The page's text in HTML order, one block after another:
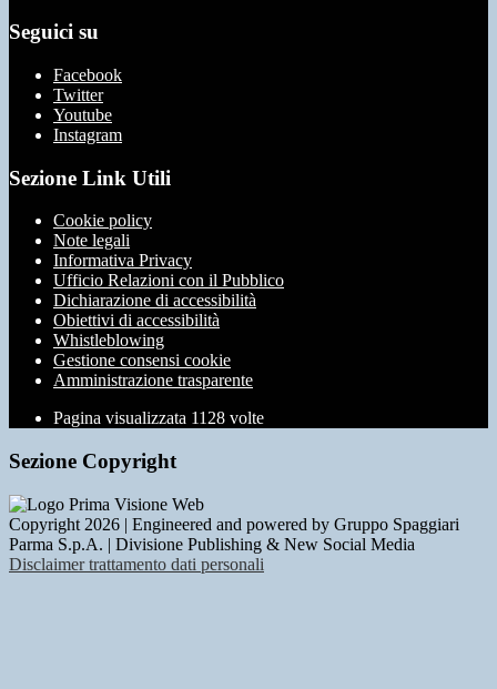
Seguici su
Facebook
Twitter
Youtube
Instagram
Sezione Link Utili
Cookie policy
Note legali
Informativa Privacy
Ufficio Relazioni con il Pubblico
Dichiarazione di accessibilità
Obiettivi di accessibilità
Whistleblowing
Gestione consensi cookie
Amministrazione trasparente
Pagina visualizzata 1128 volte
Sezione Copyright
Copyright 2026 | Engineered and powered by Gruppo Spaggiari
Parma S.p.A. | Divisione Publishing & New Social Media
Disclaimer trattamento dati personali